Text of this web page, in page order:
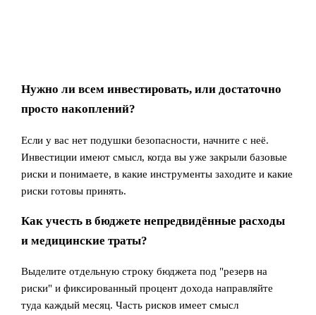
Нужно ли всем инвестировать, или достаточно
просто накоплений?
Если у вас нет подушки безопасности, начните с неё.
Инвестиции имеют смысл, когда вы уже закрыли базовые
риски и понимаете, в какие инструменты заходите и какие
риски готовы принять.
Как учесть в бюджете непредвидённые расходы
и медицинские траты?
Выделите отдельную строку бюджета под "резерв на
риски" и фиксированный процент дохода направляйте
туда каждый месяц. Часть рисков имеет смысл